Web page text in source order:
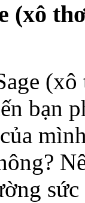
(xô
(xô
bạn